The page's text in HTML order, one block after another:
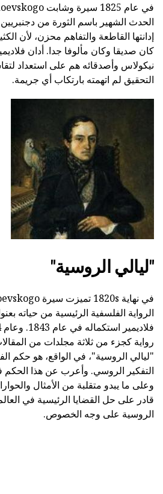
الحدث الشهير باسم الثورة من
إدانتها القاطعة والتفاهم محزن، لأن
كان صديقا وكان مألوفا جدا. أدان
نيكولاس وأصدقائه هم على استعداد
التحقيق لم اتهمته بارتكاب أي جريمة.
"ليالي الروسية"
الرواية الفلسفية الرئيسية من حياته
"ليالي الروسية"، في الواقع، هو حكم
التفكير الروسي. وأعرب عن هذا الحكم
وعلى ما يبدو متقلبة من الأمثال
قادر على حل القضايا الرئيسية في
الروسية على وجه الخصوص.